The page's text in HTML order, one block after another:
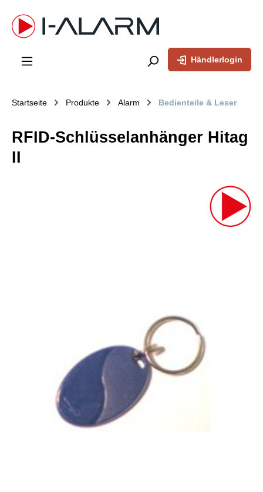
springen
Händlerlogin
Startseite Produkte Alarm Bedienteile & Leser
RFID-Schlüsselanhänger Hitag
II